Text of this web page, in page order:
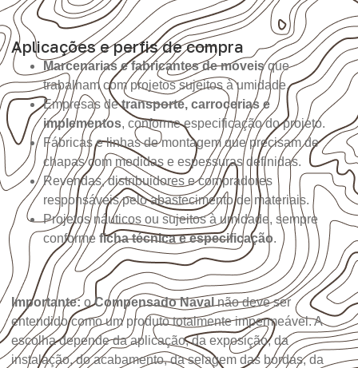
Aplicações e perfis de compra
Marcenarias e fabricantes de móveisque
trabalham com projetos sujeitos à umidade.
Empresas detransporte, carrocerias e
implementos, conforme especificação do projeto.
Fábricas e linhas de montagem que precisam de
chapas com medidas e espessuras definidas.
Revendas, distribuidores e compradores
responsáveis pelo abastecimento de materiais.
Projetos náuticos ou sujeitos à umidade, sempre
conforme ficha técnica e especificação.
Importante: oCompensado Navalnão deve ser
entendido como um produto totalmente impermeável. A
escolha depende da aplicação, da exposição, da
instalação, do acabamento, da selagem das bordas, da